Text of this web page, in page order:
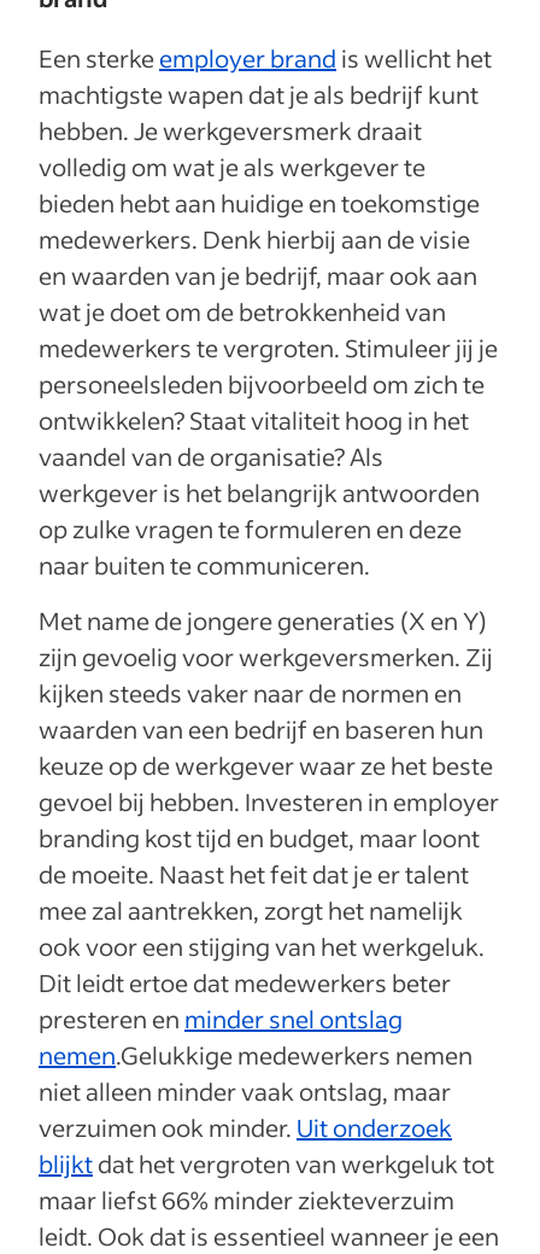
Een sterkeemployer brand is wellicht het
machtigste wapen dat je als bedrijf kunt
hebben. Je werkgeversmerk draait
volledig om wat je als werkgever te
bieden hebt aan huidige en toekomstige
medewerkers. Denk hierbij aan de visie
en waarden van je bedrijf, maar ook aan
wat je doet om de betrokkenheid van
medewerkers te vergroten. Stimuleer jij je
personeelsleden bijvoorbeeld om zich te
ontwikkelen? Staat vitaliteit hoog in het
vaandel van de organisatie? Als
werkgever is het belangrijk antwoorden
op zulke vragen te formuleren en deze
naar buiten te communiceren.
Met name de jongere generaties (X en Y)
zijn gevoelig voor werkgeversmerken. Zij
kijken steeds vaker naar de normen en
waarden van een bedrijf en baseren hun
keuze op de werkgever waar ze het beste
gevoel bij hebben. Investeren in employer
branding kost tijd en budget, maar loont
de moeite. Naast het feit dat je er talent
mee zal aantrekken, zorgt het namelijk
ook voor een stijging van het werkgeluk.
Dit leidt ertoe dat medewerkers beter
presteren en minder snel ontslag
nemen.Gelukkige medewerkers nemen
niet alleen minder vaak ontslag, maar
verzuimen ook minder. Uit onderzoek
blijktdat het vergroten van werkgeluk tot
maar liefst 66% minder ziekteverzuim
leidt. Ook dat is essentieel wanneer je een